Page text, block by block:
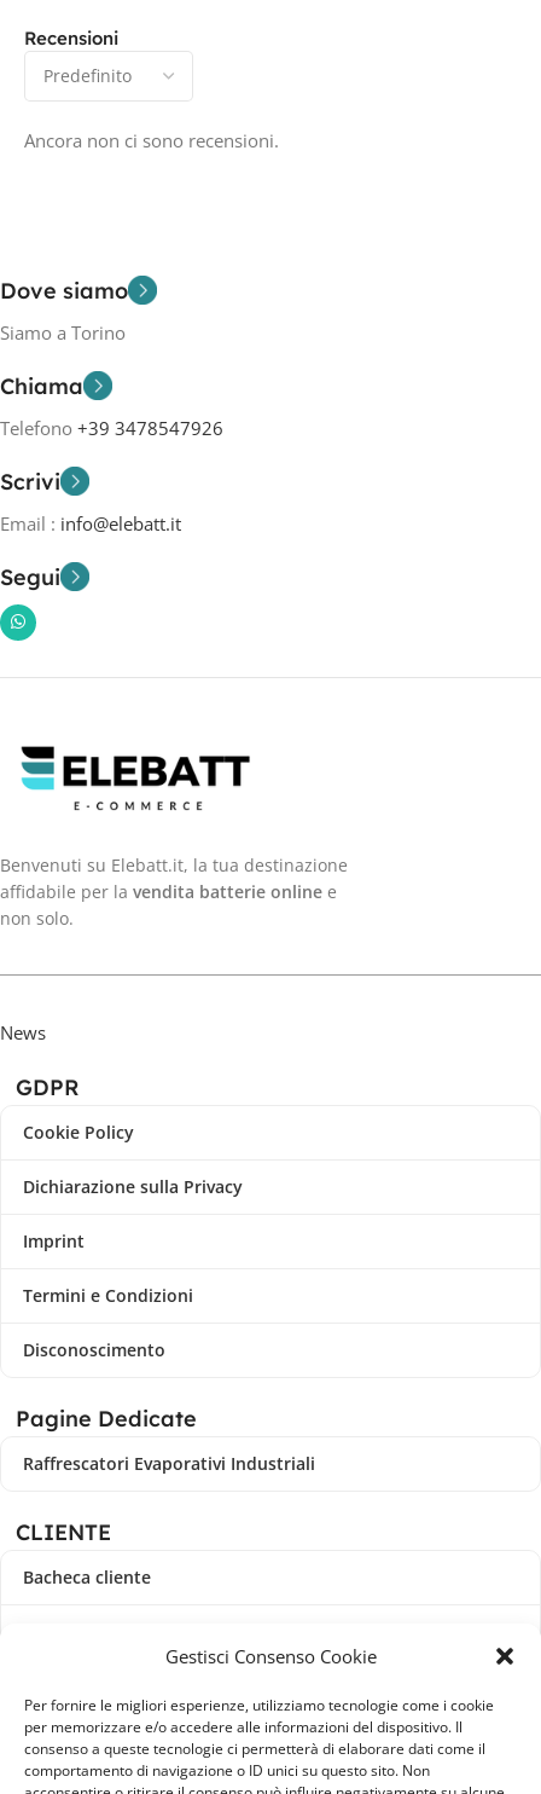
Gestisci Consenso Cookie
Per fornire le migliori esperienze, utilizziamo tecnologie come i cookie
per memorizzare e/o accedere alle informazioni del dispositivo. Il
consenso a queste tecnologie ci permetterà di elaborare dati come il
comportamento di navigazione o ID unici su questo sito. Non
Recensioni
Ancora non ci sono recensioni.
Dove siamo
Siamo a Torino
Chiama
Telefono +39 3478547926
Scrivi
Email : info@elebatt.it
Segui
Benvenuti su Elebatt.it, la tua destinazione
affidabile per la vendita batterie online e
non solo.
News
GDPR
Cookie Policy
Dichiarazione sulla Privacy
Imprint
Termini e Condizioni
Disconoscimento
Pagine Dedicate
Raffrescatori Evaporativi Industriali
CLIENTE
Bacheca cliente
Indirizzi